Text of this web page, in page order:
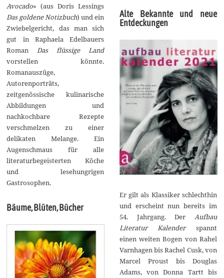
Avocado« (aus Doris Lessings
Das goldene Notizbuch) und ein
Zwiebelgericht, das man sich
gut in Raphaela Edelbauers
RomanDas flüssige Land
vorstellen könnte.
Romanauszüge,
Autorenporträts,
zeitgenössische kulinarische
Abbildungen und
nachkochbare Rezepte
verschmelzen zu einer
delikaten Melange. Ein
Augenschmaus für alle
literaturbegeisterten Köche
und lesehungrigen
Gastrosophen.
Bäume, Blüten, Bücher
Alte Bekannte und neue
Entdeckungen
Er gilt als Klassiker schlechthin
und erscheint nun bereits im
54. Jahrgang. Der Aufbau
Literatur Kalenderspannt
einen weiten Bogen von Rahel
Varnhagen bis Rachel Cusk, von
Marcel Proust bis Douglas
Adams, von Donna Tartt bis